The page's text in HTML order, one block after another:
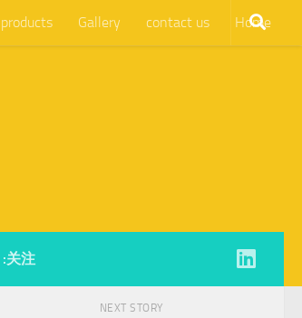
Home
contact us
Gallery
products
关注:
NEXT STORY